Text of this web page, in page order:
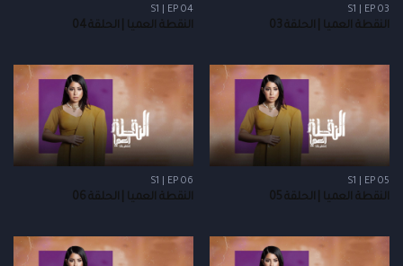
S1 | EP 03
النقطة العميا | الحلقة 03
S1 | EP 04
النقطة العميا | الحلقة 04
S1 | EP 05
النقطة العميا | الحلقة 05
S1 | EP 06
النقطة العميا | الحلقة 06